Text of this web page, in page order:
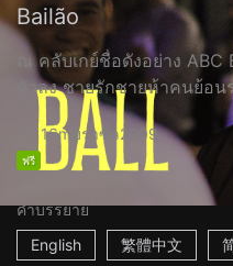
Bailão
ณ คลับเกย์ชื่อดังอย่าง ABC
ตัวลง ชายรักชายห้าคนย้อน
16m บราซิล2009
ฟรี
คำบรรยาย
English
繁體中文